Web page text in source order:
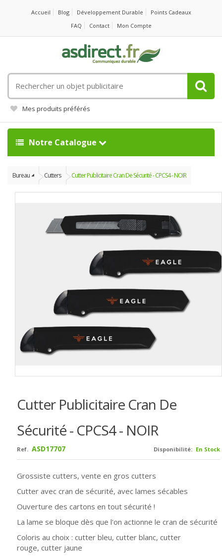
Accueil Blog Développement Durable
Points Cadeaux
FAQ
Contact Mon Compte
un
objet
publicitaire
Mes produits préférés
Notre Catalogue
Bureau Cutters Cutter Publicitaire Cran De Sécurité - CPCS4 - NOIR
Cutter Publicitaire Cran De
Sécurité - CPCS4 - NOIR
Disponibilité: En Stock
Ref. ASD17707
Grossiste cutters, vente en gros cutters
Cutter avec cran de sécurité, avec lames sécables
Ouverture des cartons en tout sécurité !
La lame se bloque dès que l'on actionne le cran de sécurité
Coloris au choix : cutter bleu, cutter blanc, cutter
rouge, cutter jaune